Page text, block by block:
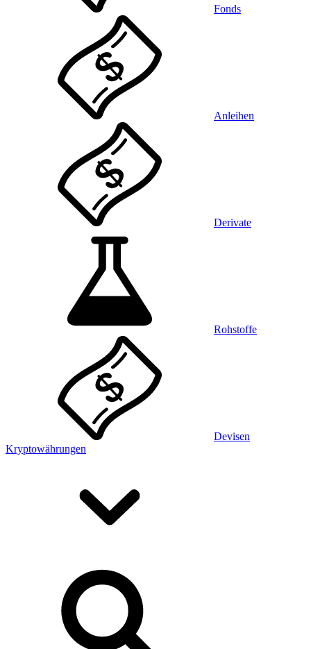
Fonds
Anleihen
Derivate
Rohstoffe
Devisen
Kryptowährungen